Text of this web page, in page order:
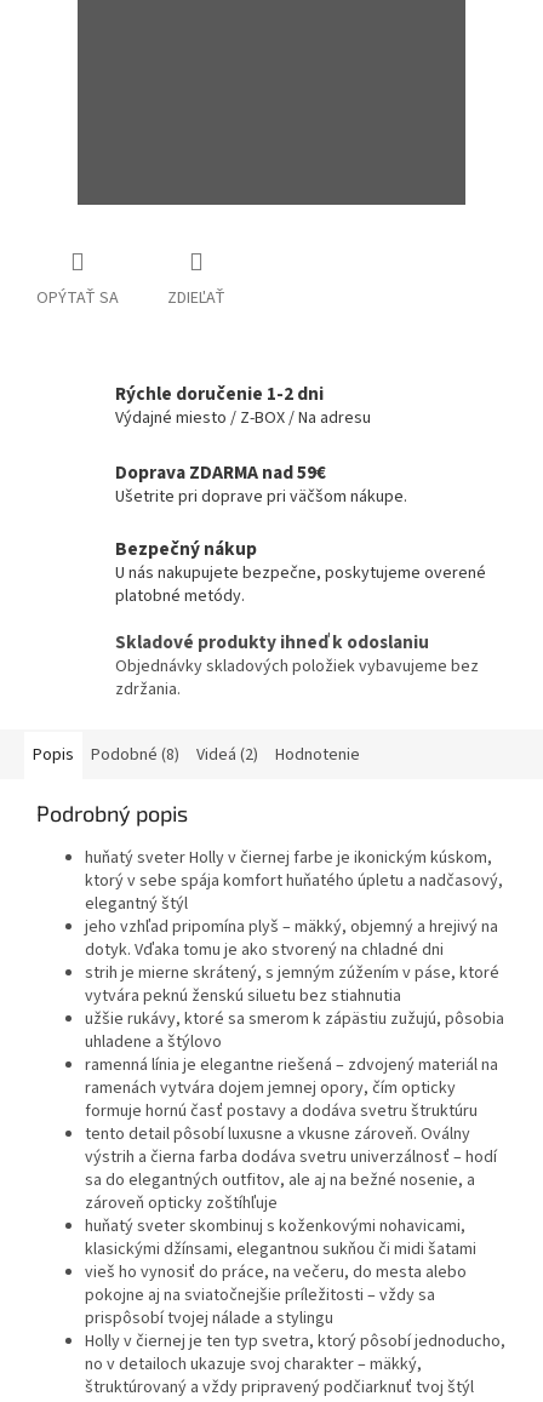
OPÝTAŤ SA ZDIEĽAŤ
Rýchle doručenie 1-2 dni
Výdajné miesto / Z-BOX / Na adresu
Doprava ZDARMA nad 59€
Ušetrite pri doprave pri väčšom nákupe.
Bezpečný nákup
U nás nakupujete bezpečne, poskytujeme overené
platobné metódy.
Skladové produkty ihneď k odoslaniu
Objednávky skladových položiek vybavujeme bez
zdržania.
Popis Podobné (8) Videá (2) Hodnotenie
Podrobný popis
huňatý sveter Holly v čiernej farbe je ikonickým kúskom,
ktorý v sebe spája komfort huňatého úpletu a nadčasový,
elegantný štýl
jeho vzhľad pripomína plyš – mäkký, objemný a hrejivý na
dotyk. Vďaka tomu je ako stvorený na chladné dni
strih je mierne skrátený, s jemným zúžením v páse, ktoré
vytvára peknú ženskú siluetu bez stiahnutia
užšie rukávy, ktoré sa smerom k zápästiu zužujú, pôsobia
uhladene a štýlovo
ramenná línia je elegantne riešená – zdvojený materiál na
ramenách vytvára dojem jemnej opory, čím opticky
formuje hornú časť postavy a dodáva svetru štruktúru
tento detail pôsobí luxusne a vkusne zároveň. Oválny
výstrih a čierna farba dodáva svetru univerzálnosť – hodí
sa do elegantných outfitov, ale aj na bežné nosenie, a
zároveň opticky zoštíhľuje
huňatý sveter skombinuj s koženkovými nohavicami,
klasickými džínsami, elegantnou sukňou či midi šatami
vieš ho vynosiť do práce, na večeru, do mesta alebo
pokojne aj na sviatočnejšie príležitosti – vždy sa
prispôsobí tvojej nálade a stylingu
Holly v čiernej je ten typ svetra, ktorý pôsobí jednoducho,
no v detailoch ukazuje svoj charakter – mäkký,
štruktúrovaný a vždy pripravený podčiarknuť tvoj štýl